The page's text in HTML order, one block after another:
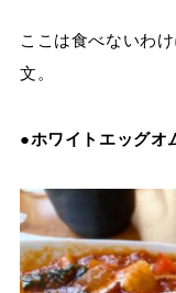
ここは食べないわ
文。
●ホワイトエッグオ